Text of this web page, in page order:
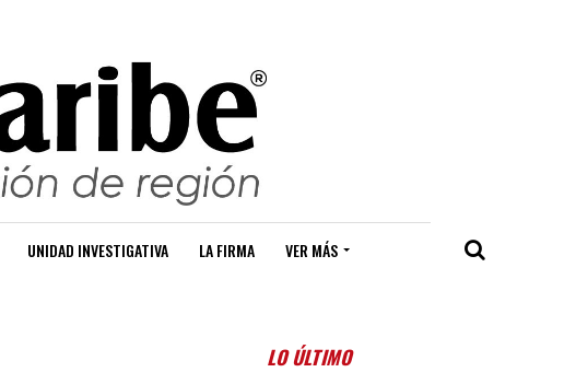
UNIDAD INVESTIGATIVA LA FIRMA VER MÁS
LO ÚLTIMO